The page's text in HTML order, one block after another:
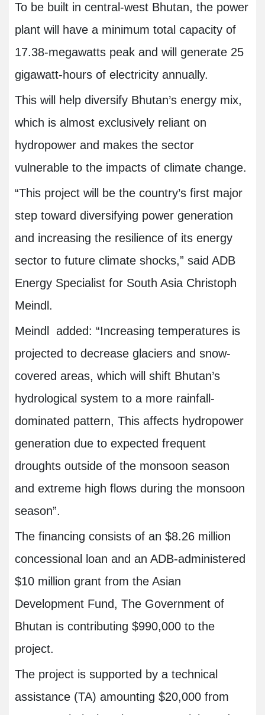
To be built in central-west Bhutan, the power
plant will have a minimum total capacity of
17.38-megawatts peak and will generate 25
gigawatt-hours of electricity annually.
This will help diversify Bhutan’s energy mix,
which is almost exclusively reliant on
hydropower and makes the sector
vulnerable to the impacts of climate change.
“This project will be the country’s first major
step toward diversifying power generation
and increasing the resilience of its energy
sector to future climate shocks,” said ADB
Energy Specialist for South Asia Christoph
Meindl.
Meindl added: “Increasing temperatures is
projected to decrease glaciers and snow-
covered areas, which will shift Bhutan’s
hydrological system to a more rainfall-
dominated pattern, This affects hydropower
generation due to expected frequent
droughts outside of the monsoon season
and extreme high flows during the monsoon
season.”
The financing consists of an $8.26 million
concessional loan and an ADB-administered
$10 million grant from the Asian
Development Fund, The Government of
Bhutan is contributing $990,000 to the
project.
The project is supported by a technical
assistance (TA) amounting $20,000 from